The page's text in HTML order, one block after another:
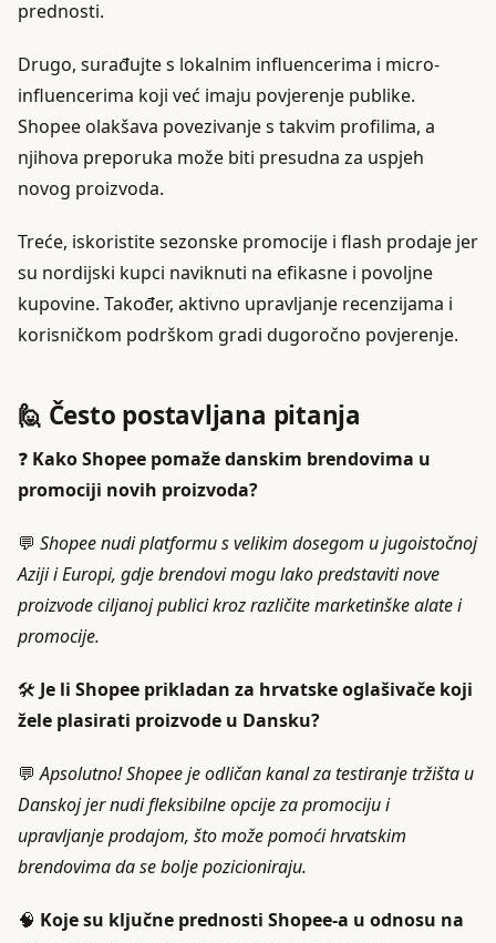
prednosti.
Drugo, surađujte s lokalnim influencerima i micro-
influencerima koji već imaju povjerenje publike.
Shopee olakšava povezivanje s takvim profilima, a
njihova preporuka može biti presudna za uspjeh
novog proizvoda.
Treće, iskoristite sezonske promocije i flash prodaje jer
su nordijski kupci naviknuti na efikasne i povoljne
kupovine. Također, aktivno upravljanje recenzijama i
korisničkom podrškom gradi dugoročno povjerenje.
🙋 Često postavljana pitanja
❓ Kako Shopee pomaže danskim brendovima u
promociji novih proizvoda?
💬 Shopee nudi platformu s velikim dosegom u jugoistočnoj
Aziji i Europi, gdje brendovi mogu lako predstaviti nove
proizvode ciljanoj publici kroz različite marketinške alate i
promocije.
🛠️ Je li Shopee prikladan za hrvatske oglašivače koji
žele plasirati proizvode u Dansku?
💬Apsolutno! Shopee je odličan kanal za testiranje tržišta u
Danskoj jer nudi fleksibilne opcije za promociju i
upravljanje prodajom, što može pomoći hrvatskim
brendovima da se bolje pozicioniraju.
🧠 Koje su ključne prednosti Shopee-a u odnosu na